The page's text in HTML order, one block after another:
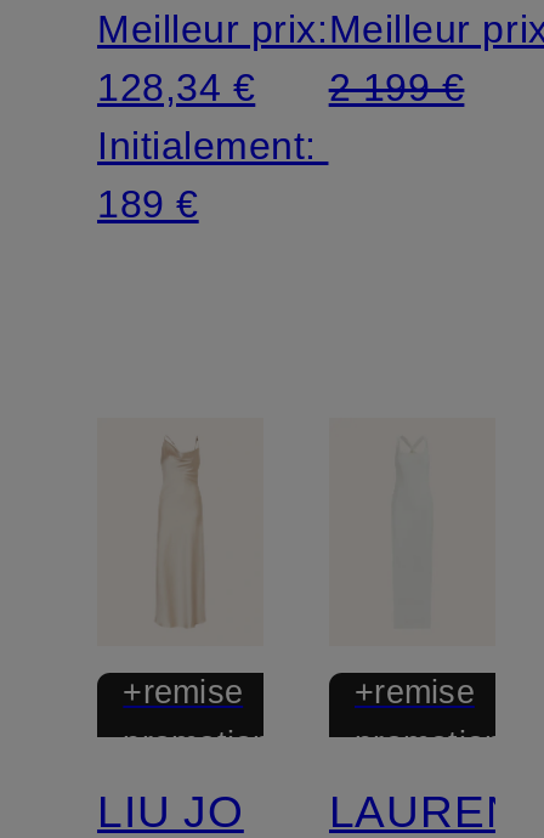
manches
3/4
Meilleur prix:
128,34 €
Initialement:
189 €
Meilleur
2 199 €
+remise
promotionnelle
LIU JO
+remise
LAUREN